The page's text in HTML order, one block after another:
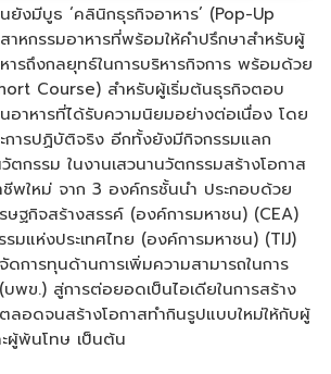
ยังมีบูธ ‘คลินิกธุรกิจอาหาร’ (Pop-Up
หกรรมอาหารที่พร้อมให้คำปรึกษาสำหรับผู้
ารถึงกลยุทธ์ในการบริหารกิจการ พร้อมด้วย
Course) สำหรับผู้เริ่มต้นธุรกิจตอบ
อาหารที่ได้รับความนิยมอย่างต่อเนื่อง โดย
การปฏิบัติจริง อีกทั้งยังมีกิจกรรมแลก
กรรม ในงานเสวนานวัตกรรมสร้างโอกาส
พใหม่ จาก 3 องค์กรชั้นนำ ประกอบด้วย
ษฐกิจสร้างสรรค์ (องค์การมหาชน) (CEA)
มแห่งประเทศไทย (องค์การมหาชน) (TIJ)
ดการทุนด้านการเพิ่มความสามารถในการ
พข.) สู่การต่อยอดเป็นไอเดียในการสร้าง
ลอดจนสร้างโอกาสทำกินรูปแบบใหม่ให้กับผู้
ผู้พ้นโทษ เป็นต้น